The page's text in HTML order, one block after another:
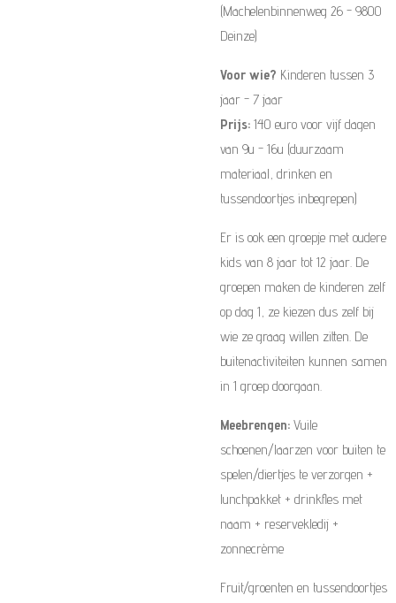
(Machelenbinnenweg 26 - 9800
Deinze)
Voor wie? Kinderen tussen 3
jaar - 7 jaar
Prijs: 140 euro voor vijf dagen
van 9u - 16u (duurzaam
materiaal, drinken en
tussendoortjes inbegrepen)
Er is ook een groepje met oudere
kids van 8 jaar tot 12 jaar. De
groepen maken de kinderen zelf
op dag 1, ze kiezen dus zelf bij
wie ze graag willen zitten. De
buitenactiviteiten kunnen samen
in 1 groep doorgaan.
Meebrengen: Vuile
schoenen/laarzen voor buiten te
spelen/diertjes te verzorgen +
lunchpakket + drinkfles met
naam + reservekledij +
zonnecrème
Fruit/groenten en tussendoortjes